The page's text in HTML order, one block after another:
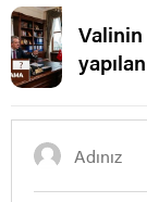
Valinin